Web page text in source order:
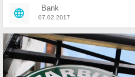
Bank
07.02.2017